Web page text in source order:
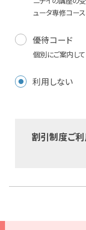
ュータ専修コー
優待コード
個別にご案内し
利用しない
割引制度ご利